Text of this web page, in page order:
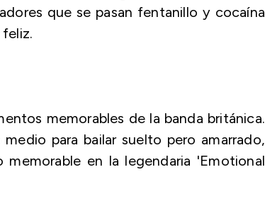
que se pasan fentanillo y cocaína
memorables de la banda británica.
para bailar suelto pero amarrado,
en la legendaria 'Emotional